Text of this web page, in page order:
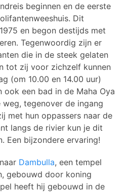
beginnen en de eerste
Dit
en begon destijds met
Tegenwoordig zijn er
die in de steek gelaten
tot zij voor zichzelf kunnen
(om 10.00 en 14.00 uur)
ook een bad in de Maha Oya
weg, tegenover de ingang
met hun oppassers naar de
langs de rivier kun je dit
Een bijzondere ervaring!
Dambulla, een tempel
gebouwd door koning
heeft hij gebouwd in de